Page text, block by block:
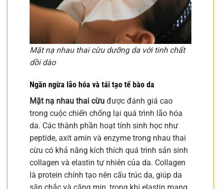
Mặt nạ nhau thai cừu dưỡng da với tinh chất
dồi dào
Ngăn ngừa lão hóa và tái tạo tế bào da
Mặt nạ nhau thai cừu được đánh giá cao
trong cuộc chiến chống lại quá trình lão hóa
da. Các thành phần hoạt tính sinh học như
peptide, axit amin và enzyme trong nhau thai
cừu có khả năng kích thích quá trình sản sinh
collagen và elastin tự nhiên của da. Collagen
là protein chính tạo nên cấu trúc da, giúp da